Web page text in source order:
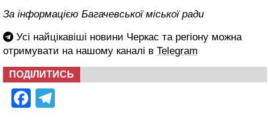
За інформацією Багачевської міської ради
Усі найцікавіші новини Черкас та регіону можна
отримувати на нашому каналі в Telegram
ПОДІЛИТИСЬ
Facebook